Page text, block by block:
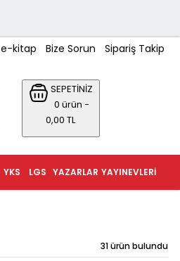
e-kitap Bize Sorun Sipariş Takip
SEPETİNİZ
0 ürün -
0,00 TL
YAYINEVLERI
YAZARLAR
LGS
YKS
31 ürün bulundu